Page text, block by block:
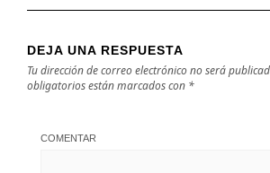
DEJA UNA RESPUESTA
Tu dirección de correo electrónico no será
obligatorios están marcados con *
COMENTAR